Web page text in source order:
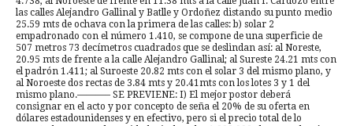
las calles Alejandro Gallinal y Batlle y Ordoñez distando su punto medio
25.59 mts de ochava con la primera de las calles: b) solar 2
empadronado con el número 1.410, se compone de una superficie de
507 metros 73 decímetros cuadrados que se deslindan así: al Noreste,
20.95 mts de frente a la calle Alejandro Gallinal; al Sureste 24.21 mts con
el padrón 1.411; al Suroeste 20.82 mts con el solar 3 del mismo plano, y
al Noroeste dos rectas de 3.84 mts y 20.41mts con los lotes 3 y 1 del
mismo plano.———– SE PREVIENE: I) El mejor postor deberá
consignar en el acto y por concepto de seña el 20% de su oferta en
dólares estadounidenses y en efectivo, pero si el precio total de lo